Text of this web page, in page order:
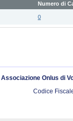
Numero di
0
Associazione Onlus di
Codice